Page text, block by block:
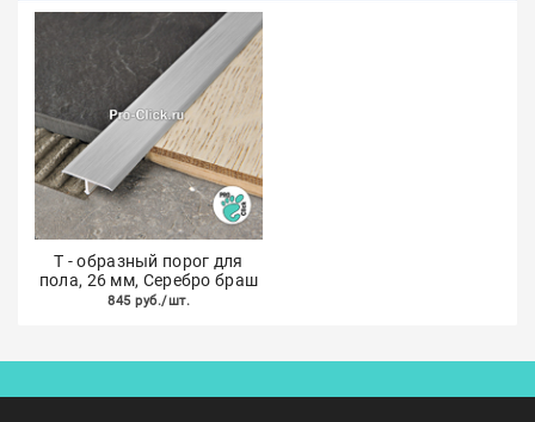
Т - образный порог для
пола, 26 мм, Серебро браш
845 руб./шт.